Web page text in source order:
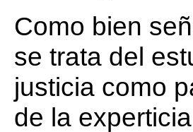
Como bien
se trata del
justicia como
de la